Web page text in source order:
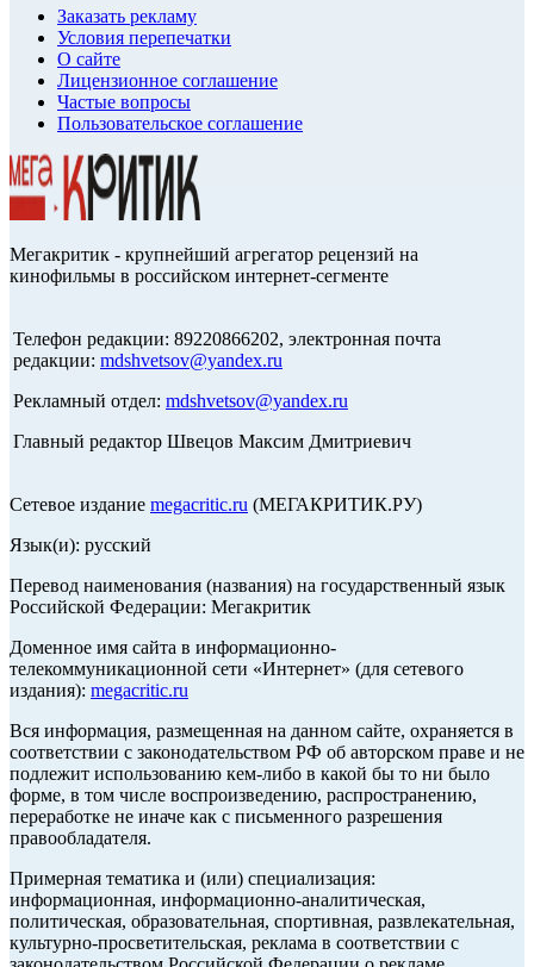
Заказать рекламу
Условия перепечатки
О сайте
Лицензионное соглашение
Частые вопросы
Пользовательское соглашение
Мегакритик - крупнейший агрегатор рецензий на
кинофильмы в российском интернет-сегменте
Телефон редакции: 89220866202, электронная почта
редакции: mdshvetsov@yandex.ru
Рекламный отдел: mdshvetsov@yandex.ru
Главный редактор Швецов Максим Дмитриевич
Сетевое издание megacritic.ru (МЕГАКРИТИК.РУ)
Язык(и): русский
Перевод наименования (названия) на государственный язык
Российской Федерации: Мегакритик
Доменное имя сайта в информационно-
телекоммуникационной сети «Интернет» (для сетевого
издания): megacritic.ru
Вся информация, размещенная на данном сайте, охраняется в
соответствии с законодательством РФ об авторском праве и не
подлежит использованию кем-либо в какой бы то ни было
форме, в том числе воспроизведению, распространению,
переработке не иначе как с письменного разрешения
правообладателя.
Примерная тематика и (или) специализация:
информационная, информационно-аналитическая,
политическая, образовательная, спортивная, развлекательная,
культурно-просветительская, реклама в соответствии с